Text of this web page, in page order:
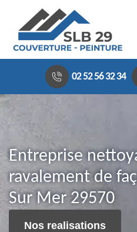
02 52 56 32 34
Entreprise
ravalement de
Sur Mer 29570
Nos realisations